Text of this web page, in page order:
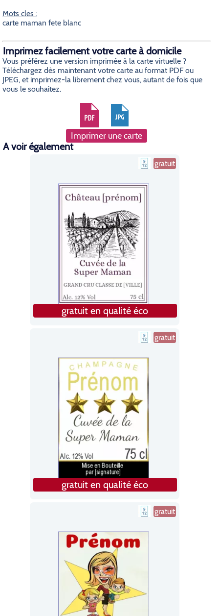
Mots cles :
carte maman fete blanc
Imprimez facilement votre carte à domicile
Vous préférez une version imprimée à la carte virtuelle ?
Téléchargez dès maintenant votre carte au format PDF ou
JPEG, et imprimez-la librement chez vous, autant de fois que
vous le souhaitez.
Imprimer une carte
A voir également
gratuit
gratuit en qualité éco
gratuit
gratuit en qualité éco
gratuit